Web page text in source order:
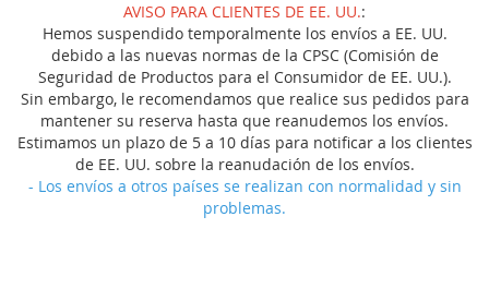
AVISO PARA CLIENTES DE EE. UU.:
Hemos suspendido temporalmente los envíos a EE. UU.
debido a las nuevas normas de la CPSC (Comisión de
Seguridad de Productos para el Consumidor de EE. UU.).
Sin embargo, le recomendamos que realice sus pedidos para
mantener su reserva hasta que reanudemos los envíos.
Estimamos un plazo de 5 a 10 días para notificar a los clientes
de EE. UU. sobre la reanudación de los envíos.
- Los envíos a otros países se realizan con normalidad y sin
problemas.